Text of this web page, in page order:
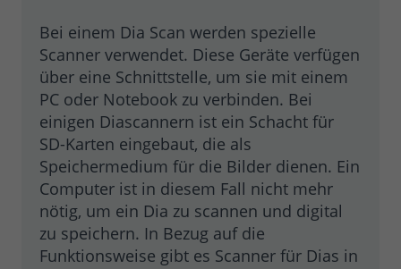
Bei einem Dia Scan werden spezielle
Scanner verwendet. Diese Geräte verfügen
über eine Schnittstelle, um sie mit einem
PC oder Notebook zu verbinden. Bei
einigen Diascannern ist ein Schacht für
SD-Karten eingebaut, die als
Speichermedium für die Bilder dienen. Ein
Computer ist in diesem Fall nicht mehr
nötig, um ein Dia zu scannen und digital
zu speichern. In Bezug auf die
Funktionsweise gibt es Scanner für Dias in
Zweck
Anhand dieser ID kann Google Analytics
wiederkehrende User auf dieser
Website wiedererkennen und die Daten
von früheren Besuchen
zusammenführen.
Name _gid
Anbieter
Google Ireland Limited, Google Building
Gordon House, 4 Barrow St, Dublin, D04
E5W5, Irland